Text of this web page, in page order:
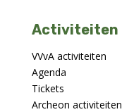
Activiteiten
VVvA activiteiten
Agenda
Tickets
Archeon activiteiten